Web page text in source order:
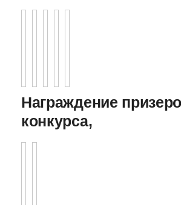
Награждение
конкурса,